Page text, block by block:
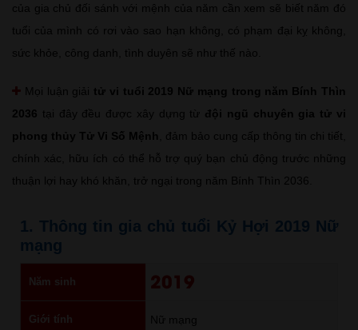
của gia chủ đối sánh với mệnh của năm cần xem sẽ biết năm đó
tuổi của mình có rơi vào sao hạn không, có phạm đại kỵ không,
sức khỏe, công danh, tình duyên sẽ như thế nào.
Mọi luận giải tử vi tuổi 2019 Nữ mạng trong năm Bính Thìn
2036 tại đây đều được xây dựng từ đội ngũ chuyên gia tử vi
phong thủy Tử Vi Số Mệnh
, đảm bảo cung cấp thông tin chi tiết,
chính xác, hữu ích có thể hỗ trợ quý bạn chủ động trước những
thuận lợi hay khó khăn, trở ngại trong năm Bính Thìn 2036.
1. Thông tin gia chủ tuổi Kỷ Hợi 2019 Nữ
mạng
Năm sinh 2019
Giới tính Nữ mạng